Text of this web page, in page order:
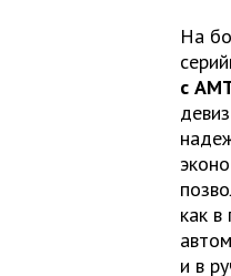
На
с
как
и в